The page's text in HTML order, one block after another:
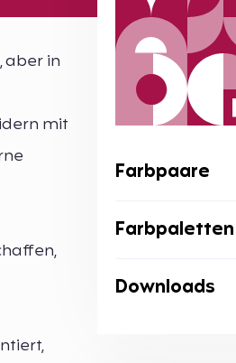
aber in
mit
Farbpaare
Farbpaletten
Downloads